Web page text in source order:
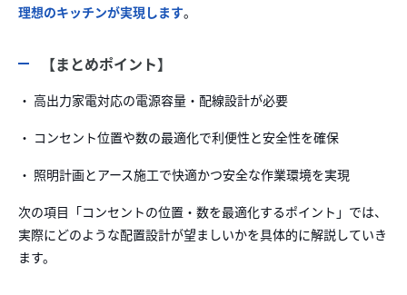
理想のキッチンが実現します。
【まとめポイント】
・ 高出力家電対応の電源容量・配線設計が必要
・ コンセント位置や数の最適化で利便性と安全性を確保
・ 照明計画とアース施工で快適かつ安全な作業環境を実現
次の項目「コンセントの位置・数を最適化するポイント」では、
実際にどのような配置設計が望ましいかを具体的に解説していき
ます。